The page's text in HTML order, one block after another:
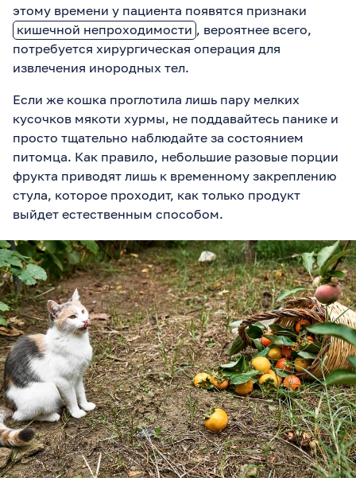
этому времени у пациента появятся признаки
кишечной непроходимости , вероятнее всего,
потребуется хирургическая операция для
извлечения инородных тел.
Если же кошка проглотила лишь пару мелких
кусочков мякоти хурмы, не поддавайтесь панике и
просто тщательно наблюдайте за состоянием
питомца. Как правило, небольшие разовые порции
фрукта приводят лишь к временному закреплению
стула, которое проходит, как только продукт
выйдет естественным способом.